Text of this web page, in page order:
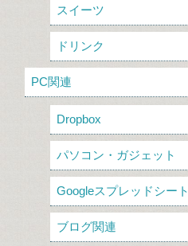
スイーツ
ドリンク
PC関連
Dropbox
パソコン・ガジェット
Googleスプレッドシート
ブログ関連